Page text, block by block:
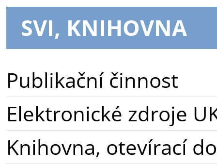
SVI, KNIHOVNA
Publikační činnost
Elektronické zdroje
Knihovna, otevírací